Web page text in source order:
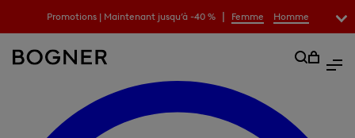
recherche
Promotions | Maintenant jusqu’à -40 % | Femme Homme